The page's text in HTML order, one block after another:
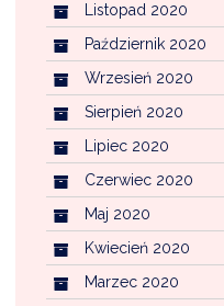
Listopad 2020
Październik 2020
Wrzesień 2020
Sierpień 2020
Lipiec 2020
Czerwiec 2020
Maj 2020
Kwiecień 2020
Marzec 2020